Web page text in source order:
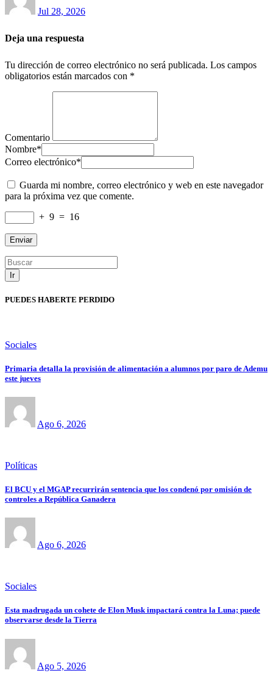
Jul 28, 2026
Deja una respuesta
Tu dirección de correo electrónico no será publicada. Los campos
obligatorios están marcados con *
Comentario
Nombre*
Correo electrónico*
Guarda mi nombre, correo electrónico y web en este navegador
para la próxima vez que comente.
+ 9 = 16
Ir
PUEDES HABERTE PERDIDO
Sociales
Primaria detalla la provisión de alimentación a alumnos por paro de Ademu
este jueves
Ago 6, 2026
Políticas
El BCU y el MGAP recurrirán sentencia que los condenó por omisión de
controles a República Ganadera
Ago 6, 2026
Sociales
Esta madrugada un cohete de Elon Musk impactará contra la Luna; puede
observarse desde la Tierra
Ago 5, 2026